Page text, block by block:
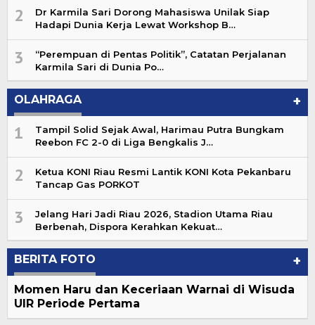
2
Dr Karmila Sari Dorong Mahasiswa Unilak Siap
Hadapi Dunia Kerja Lewat Workshop B…
3
“Perempuan di Pentas Politik”, Catatan Perjalanan
Karmila Sari di Dunia Po…
OLAHRAGA +
1
Tampil Solid Sejak Awal, Harimau Putra Bungkam
Reebon FC 2-0 di Liga Bengkalis J…
2
Ketua KONI Riau Resmi Lantik KONI Kota Pekanbaru
Tancap Gas PORKOT
3
Jelang Hari Jadi Riau 2026, Stadion Utama Riau
Berbenah, Dispora Kerahkan Kekuat…
BERITA FOTO +
Momen Haru dan Keceriaan Warnai di Wisuda
UIR Periode Pertama